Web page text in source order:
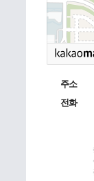
주소
전화